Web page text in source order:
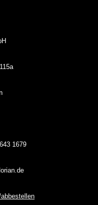
1679